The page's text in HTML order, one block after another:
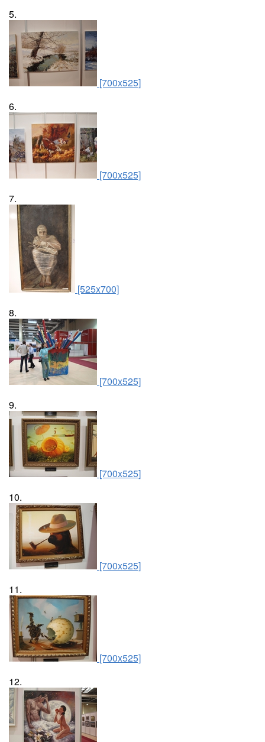
5.
[700x525]
6.
[700x525]
7.
[525x700]
8.
[700x525]
9.
[700x525]
10.
[700x525]
11.
[700x525]
12.